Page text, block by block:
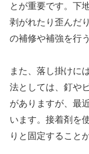
とが重要です。下
剥がれたり歪んだ
の補修や補強を行
また、落し掛けに
法としては、釘や
がありますが、最
います。接着剤を
りと固定すること